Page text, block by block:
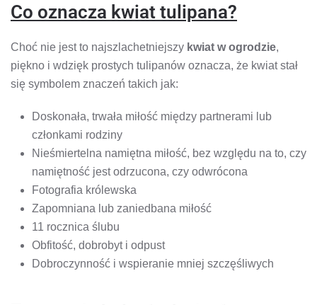
Co oznacza kwiat tulipana?
Choć nie jest to najszlachetniejszy kwiat w ogrodzie,
piękno i wdzięk prostych tulipanów oznacza, że ​​kwiat stał
się symbolem znaczeń takich jak:
Doskonała, trwała miłość między partnerami lub
członkami rodziny
Nieśmiertelna namiętna miłość, bez względu na to, czy
namiętność jest odrzucona, czy odwrócona
Fotografia królewska
Zapomniana lub zaniedbana miłość
11 rocznica ślubu
Obfitość, dobrobyt i odpust
Dobroczynność i wspieranie mniej szczęśliwych